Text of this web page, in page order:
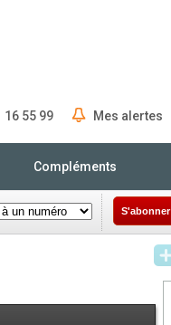
16 55 99 Mes alertes
Compléments
S'abonner